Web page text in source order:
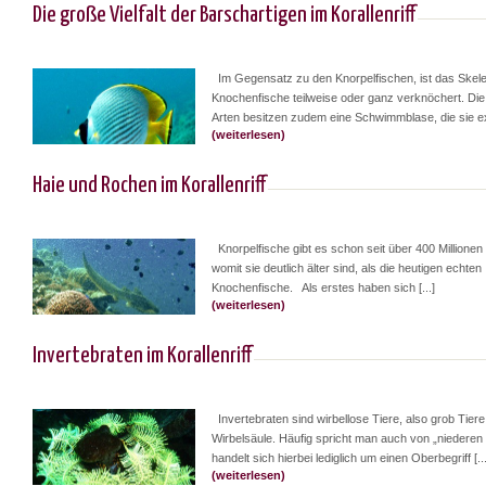
Die große Vielfalt der Barschartigen im Korallenriff
Im Gegensatz zu den Knorpelfischen, ist das
Knochenfische teilweise oder ganz verknöchert.
Arten besitzen zudem eine Schwimmblase, die sie
(weiterlesen)
Haie und Rochen im Korallenriff
Knorpelfische gibt es schon seit über 400
womit sie deutlich älter sind, als die heutigen echten
Knochenfische. Als erstes haben sich [...]
(weiterlesen)
Invertebraten im Korallenriff
Invertebraten sind wirbellose Tiere, also grob
Wirbelsäule. Häufig spricht man auch von „niederen
handelt sich hierbei lediglich um einen Oberbegriff
(weiterlesen)